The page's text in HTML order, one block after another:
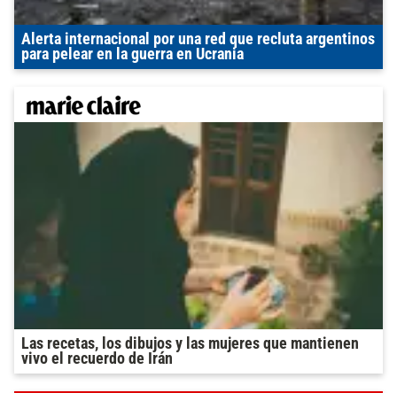
Alerta internacional por una red que recluta argentinos
para pelear en la guerra en Ucrania
Las recetas, los dibujos y las mujeres que mantienen
vivo el recuerdo de Irán